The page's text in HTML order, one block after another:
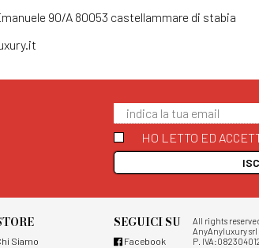
90/A 80053 castellammare di stabia
HO LETTO ED
Siamo
SEGUICI SU
Facebook
All rights
AnyAnyluxury
P.